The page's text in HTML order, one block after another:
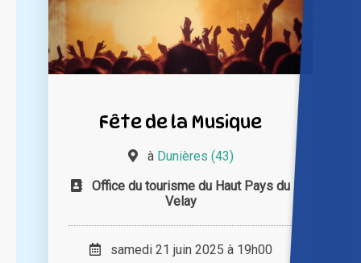
Fête de la Musique
à Dunières (43)
Office du tourisme du Haut Pays du
Velay
samedi 21 juin 2025 à 19h00